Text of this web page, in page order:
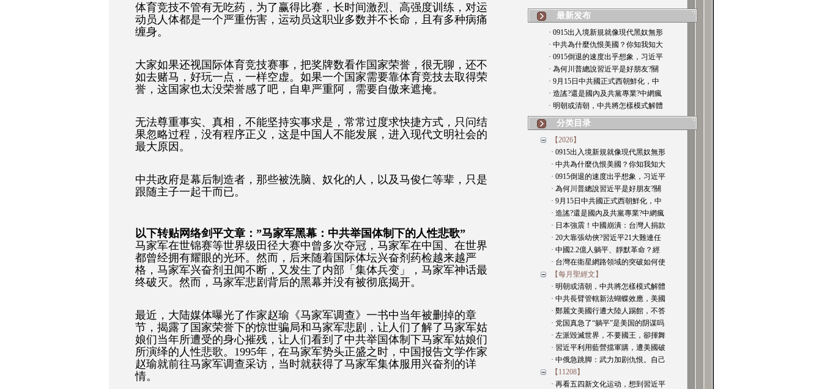
体育竞技不管有无吃药，为了赢得比赛，长时间激烈、高强度训练，对运
动员人体都是一个严重伤害，运动员这职业多数并不长命，且有多种病痛
缠身。
大家如果还视国际体育竞技赛事，把奖牌数看作国家荣誉，很无聊，还不
如去赌马，好玩一点，一样空虚。如果一个国家需要靠体育竞技去取得荣
誉，这国家也太没荣誉感了吧，自卑严重阿，需要自傲来遮掩。
无法尊重事实、真相，不能坚持实事求是，常常过度求快捷方式，只问结
果忽略过程，没有程序正义，这是中国人不能发展，进入现代文明社会的
最大原因。
中共政府是幕后制造者，那些被洗脑、奴化的人，以及马俊仁等辈，只是
跟随主子一起干而已。
以下转贴网络剑平文章：”马家军黑幕：中共举国体制下的人性悲歌”
马家军在世锦赛等世界级田径大赛中曾多次夺冠，马家军在中国、在世界
都曾经拥有耀眼的光环。然而，后来随着国际体坛兴奋剂药检越来越严
格，马家军兴奋剂丑闻不断，又发生了内部「集体兵变」，马家军神话最
终破灭。然而，马家军悲剧背后的黑幕并没有被彻底揭开。
最近，大陆媒体曝光了作家赵瑜《马家军调查》一书中当年被删掉的章
节，揭露了国家荣誉下的惊世骗局和马家军悲剧，让人们了解了马家军姑
娘们当年所遭受的身心摧残，让人们看到了中共举国体制下马家军姑娘们
所演绎的人性悲歌。1995年，在马家军势头正盛之时，中国报告文学作家
赵瑜就前往马家军调查采访，当时就获得了马家军集体服用兴奋剂的详
情。
最新发布
· 0915出入境新規就像現代黑奴無形
· 中共為什麼仇恨美國？你知我知大
· 0915倒退的速度出乎想象，习近平
· 為何川普總說習近平是好朋友?關
· 9月15日中共國正式西朝鮮化，中
· 造謠?還是國內及共黨專業?中網瘋
· 明朝或清朝，中共將怎樣模式解體
分类目录
【2026】
· 0915出入境新規就像現代黑奴無形
· 中共為什麼仇恨美國？你知我知大
· 0915倒退的速度出乎想象，习近平
· 為何川普總說習近平是好朋友?關
· 9月15日中共國正式西朝鮮化，中
· 造謠?還是國內及共黨專業?中網瘋
· 日本強震！中國崩潰：台灣人捐款
· 20大靠張幼俠?習近平21大難連任
· 中國2.2億人躺平、靜默革命？經
· 台灣在衛星網路領域的突破如何使
【每月聖經文】
· 明朝或清朝，中共將怎樣模式解體
· 中共長臂管轄新法蝴蝶效應，美國
· 鄭麗文美國行遭大陸人踢館，不答
· 党国真急了“躺平”是美国的阴谋吗
· 左派毀滅世界，不要國王，卻揮舞
· 習近平利用藍營擋軍購，遭美國破
· 中俄急跳脚：武力加剧仇恨。自己
【11208】
· 再看五四新文化运动，想到習近平